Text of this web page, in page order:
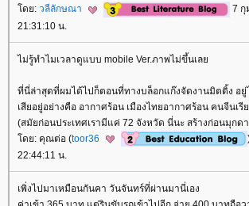
ดย: วลีลักษณา
7 กุ
21:31:10 น.
ไม่รู้ทำไมเวลาดูแบบ mobile Ver.ภาพไม่ขึ้นเล
ที่นี่ล่าสุดที่ผมได้ไปก็ตอนที่ทางบล็อกแก๊งจัดงานมิตติ้ง อยู่
เสียอยู่อย่างคือ อากาศร้อน เมืองไทยอากาศร้อน คนจีนเ
(สมัยก่อนประเทศเรามีแค่ 72 จังหวัด นี่นะ สร้างก่อนมุกด
ดย: คุณต่อ (toor36
22:44:11 น.
เพิ่งไปมาเหมือนกันคา วันจันทร์ที่ผ่านมานี่เอง